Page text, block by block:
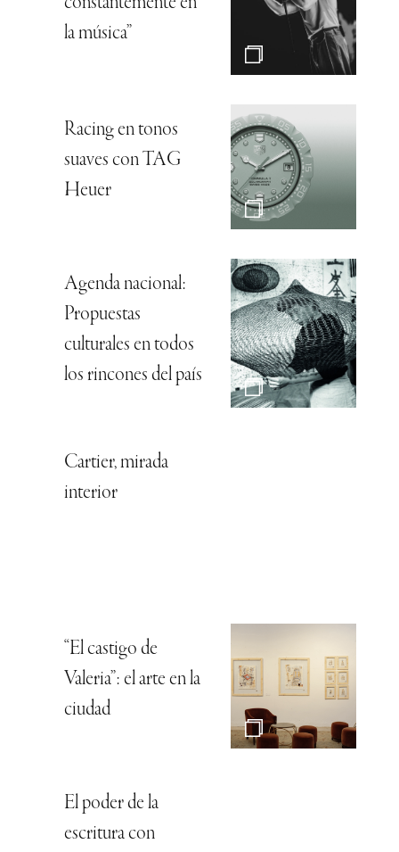
la música”
Racing en tonos
suaves con TAG
Heuer
Agenda nacional:
Propuestas
culturales en todos
los rincones del país
Cartier, mirada
interior
“El castigo de
Valeria”: el arte en la
ciudad
El poder de la
escritura con